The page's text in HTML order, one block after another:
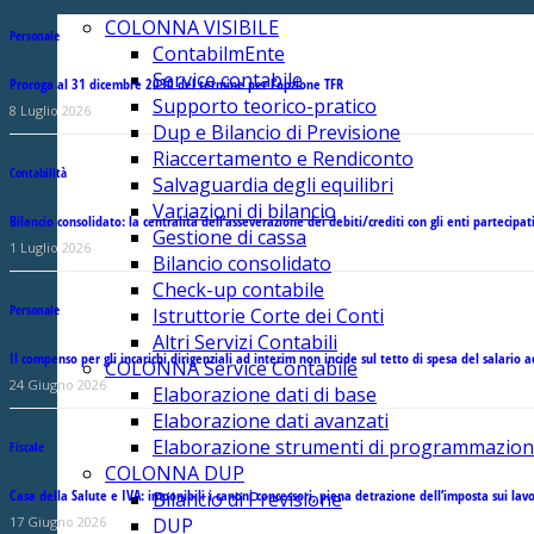
COLONNA VISIBILE
ContabilmEnte
Service contabile
Supporto teorico-pratico
Dup e Bilancio di Previsione
Riaccertamento e Rendiconto
Salvaguardia degli equilibri
Variazioni di bilancio
Gestione di cassa
Bilancio consolidato
Check-up contabile
Istruttorie Corte dei Conti
Altri Servizi Contabili
COLONNA Service Contabile
Elaborazione dati di base
Elaborazione dati avanzati
Elaborazione strumenti di
COLONNA DUP
Bilancio di Previsione
DUP
Personale
Proroga al 31 dicembre 2030 del termine per l’opzione TFR
8 Luglio 2026
Contabilità
Bilancio consolidato: la centralità dell’asseverazione dei debiti/crediti con gli enti partecipati
1 Luglio 2026
Personale
Il compenso per gli incarichi dirigenziali ad interim non incide sul tetto di spesa del salario
24 Giugno 2026
Fiscale
Casa della Salute e IVA: imponibili i canoni concessori, piena detrazione dell’imposta sui
17 Giugno 2026